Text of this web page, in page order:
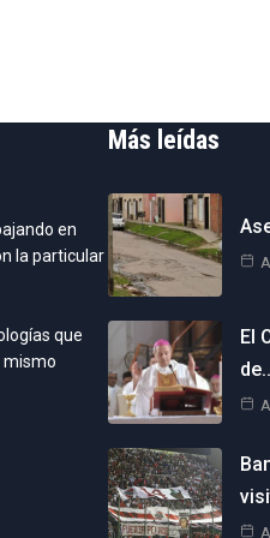
en
la particular
que
mismo
Más leídas
El